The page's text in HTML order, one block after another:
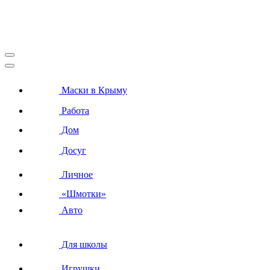
Маски в Крыму
Работа
Дом
Досуг
Личное
«Шмотки»
Авто
Для школы